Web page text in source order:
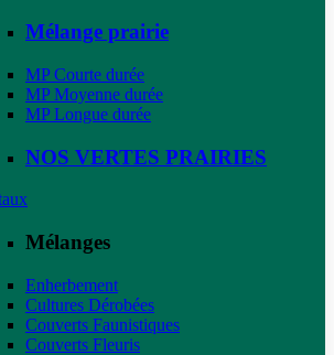
Mélange prairie
MP Courte durée
MP Moyenne durée
MP Longue durée
NOS VERTES PRAIRIES
Mélanges
Enherbement
Cultures Dérobées
Couverts Faunistiques
Couverts Fleuris